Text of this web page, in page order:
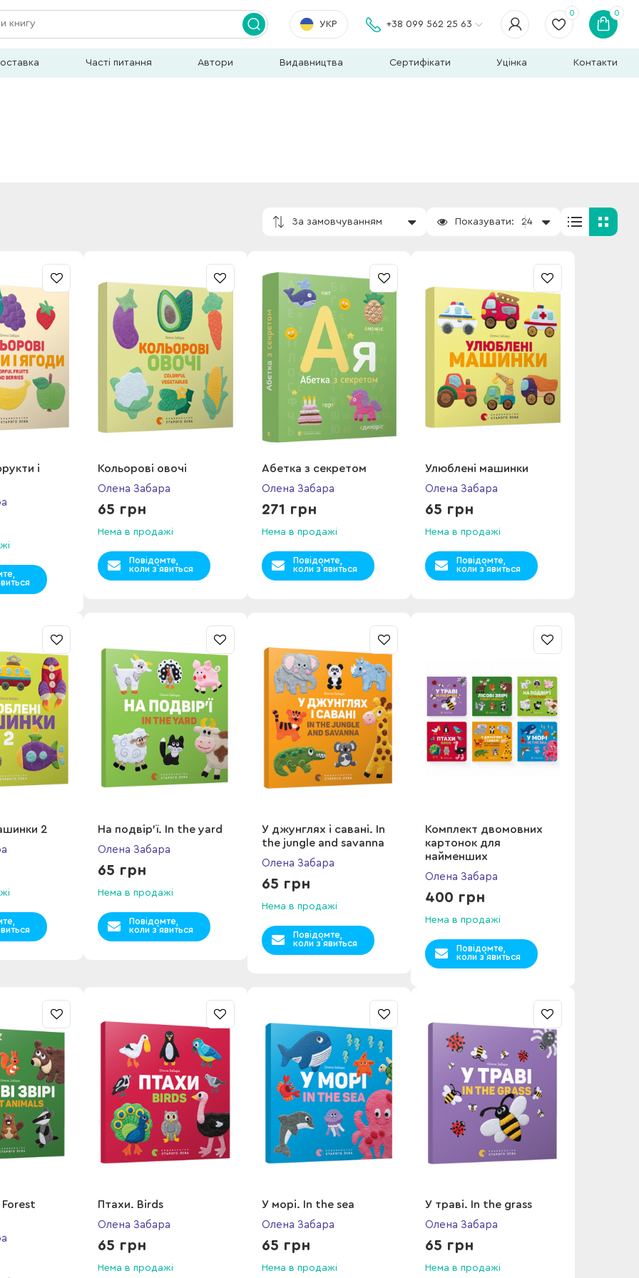
УКР +38 099 562 25 63
0 0
Часті питання Автори Видавництва Сертифікати Уцінка Контакти
За замовчуванням Показувати: 24
і Кольорові овочі
Олена Забара
65 грн
Нема в продажі
Повідомте,
коли з`явиться
Абетка з секретом
Олена Забара
271 грн
Нема в продажі
Повідомте,
коли з`явиться
Улюблені машинки
Олена Забара
65 грн
Нема в продажі
Повідомте,
коли з`явиться
2 На подвір’ї. In the yard
Олена Забара
65 грн
Нема в продажі
Повідомте,
коли з`явиться
У джунглях і савані. In
the jungle and savanna
Олена Забара
65 грн
Нема в продажі
Повідомте,
коли з`явиться
Комплект двомовних
картонок для
найменших
Олена Забара
400 грн
Нема в продажі
Повідомте,
коли з`явиться
Forest Птахи. Birds
Олена Забара
65 грн
Нема в продажі
У морі. In the sea
Олена Забара
65 грн
Нема в продажі
У траві. In the grass
Олена Забара
65 грн
Нема в продажі